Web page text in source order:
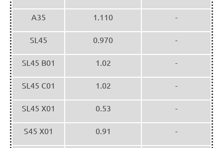
A35 1.110 -
SL45 0.970 -
SL45 B01 1.02 -
SL45 C01 1.02 -
SL45 X01 0.53 -
S45 X01 0.91 -